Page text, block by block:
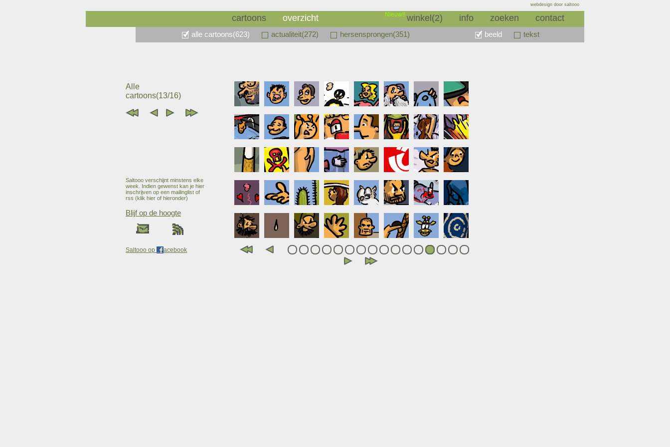
webdesign door saltooo
contact
zoeken
info
winkel(2)
Nieuw!!
overzicht
cartoons
tekst
beeld
hersensprongen(351)
actualiteit(272)
alle cartoons(623)
Alle
cartoons(13/16)
Saltooo verschijnt minstens elke
week. Indien gewenst kan je hier
inschrijven op een mailinglist of
rss (klik hier of hieronder)
Blijf op de hoogte
Saltooo op acebook